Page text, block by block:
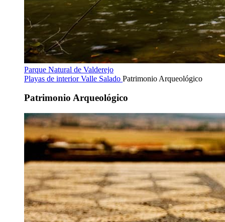
Parque Natural de Valderejo
Playas de interiorValle Salado Patrimonio Arqueológico
Patrimonio Arqueológico